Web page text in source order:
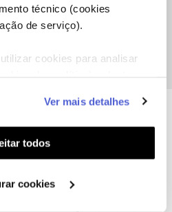
técnico (cookies
de serviço).
cookies para analisar
personalização e
anúncios aos seus interesses
Pode gerir a
em "Configurar
Ver mais detalhes
todos
cookies